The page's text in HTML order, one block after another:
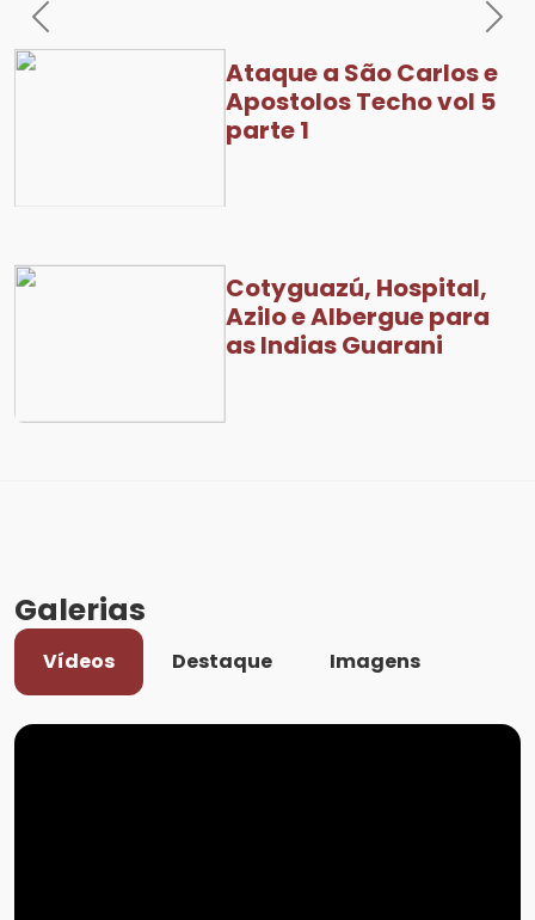
Ataque a São Carlos e
Apostolos Techo vol 5
parte 1
Cotyguazú, Hospital,
Azilo e Albergue para
as Indias Guarani
Previous Next
Galerias
Vídeos Destaque Imagens